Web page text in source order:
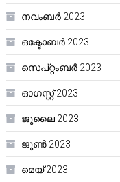
നവംബർ 2023
ഒക്ടോബർ 2023
സെപ്റ്റംബർ 2023
ഓഗസ്റ്റ്‌ 2023
ജൂലൈ 2023
ജൂൺ 2023
മെയ്‌ 2023